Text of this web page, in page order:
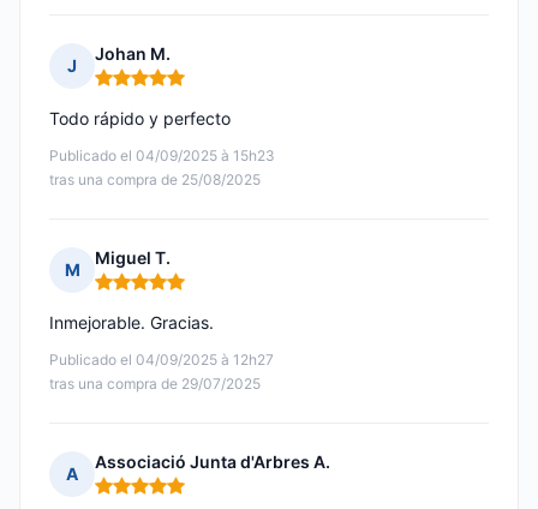
J
Johan M.
Nota: 5 de 5
Publicado el 04/09/2025 à 15h23
tras una compra de 25/08/2025
Todo rápido y perfecto
M
Miguel T.
Nota: 5 de 5
Publicado el 04/09/2025 à 12h27
tras una compra de 29/07/2025
Inmejorable. Gracias.
A
Associació Junta d'Arbres A.
Nota: 5 de 5